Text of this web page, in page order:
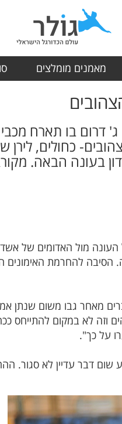
מאמנים מומלצים
דרום בו תארח
כחולים, לירן
בעונה הבאה.
מול האדומים של
הסיבה להחרמת האימונים
גבו משום שנתן
וזה לא במקום להתייחס
על כך".
דבר עדיין לא סגור.